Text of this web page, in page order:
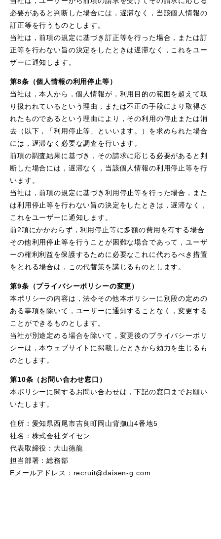
必要があると判断した場合には，遅滞なく，当該個人情報の
訂正等を行うものとします。
当社は，前項の規定に基づき訂正等を行った場合，または訂
正等を行わない旨の決定をしたときは遅滞なく，これをユー
ザーに通知します。
第8条（個人情報の利用停止等）
当社は，本人から，個人情報が，利用目的の範囲を超えて取
り扱われているという理由，または不正の手段により取得さ
れたものであるという理由により，その利用の停止または消
去（以下，「利用停止等」といいます。）を求められた場合
には，遅滞なく必要な調査を行います。
前項の調査結果に基づき，その請求に応じる必要があると判
断した場合には，遅滞なく，当該個人情報の利用停止等を行
います。
当社は，前項の規定に基づき利用停止等を行った場合，また
は利用停止等を行わない旨の決定をしたときは，遅滞なく，
これをユーザーに通知します。
前2項にかかわらず，利用停止等に多額の費用を有する場合
その他利用停止等を行うことが困難な場合であって，ユーザ
ーの権利利益を保護するために必要なこれに代わるべき措置
をとれる場合は，この代替策を講じるものとします。
第9条（プライバシーポリシーの変更）
本ポリシーの内容は，法令その他本ポリシーに別段の定めの
ある事項を除いて，ユーザーに通知することなく，変更する
ことができるものとします。
当社が別途定める場合を除いて，変更後のプライバシーポリ
シーは，本ウェブサイトに掲載したときから効力を生じるも
のとします。
第10条（お問い合わせ窓口）
本ポリシーに関するお問い合わせは，下記の窓口までお願い
いたします。
住所：愛知県西尾市吉良町岡山背撫山4番地5
社名：株式会社ダイセン
代表取締役：大山徳龍
担当部署：総務部
Eメールアドレス：recruit@daisen-g.com